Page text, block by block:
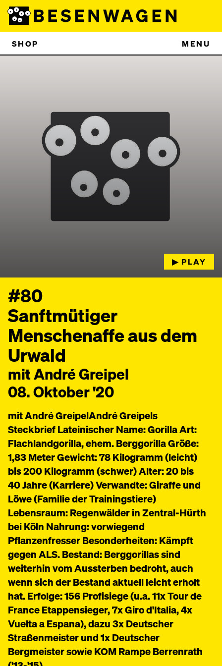
SHOP MENU
▶︎ PLAY
#80
Sanftmütiger
Menschenaffe aus dem
Urwald
mit André Greipel
08. Oktober '20
mit André GreipelAndré Greipels
Steckbrief Lateinischer Name: Gorilla Art:
Flachlandgorilla, ehem. Berggorilla Größe:
1,83 Meter Gewicht: 78 Kilogramm (leicht)
bis 200 Kilogramm (schwer) Alter: 20 bis
40 Jahre (Karriere) Verwandte: Giraffe und
Löwe (Familie der Trainingstiere)
Lebensraum: Regenwälder in Zentral-Hürth
bei Köln Nahrung: vorwiegend
Pflanzenfresser Besonderheiten: Kämpft
gegen ALS. Bestand: Berggorillas sind
weiterhin vom Aussterben bedroht, auch
wenn sich der Bestand aktuell leicht erholt
hat. Erfolge: 156 Profisiege (u.a. 11x Tour de
France Etappensieger, 7x Giro d'Italia, 4x
Vuelta a Espana), dazu 3x Deutscher
Straßenmeister und 1x Deutscher
Bergmeister sowie KOM Rampe Berrenrath